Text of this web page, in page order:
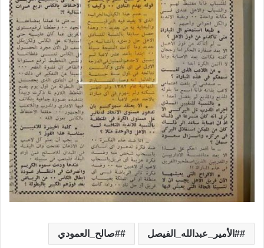
#الأمير_عبدالله_الفيصل #صالح_العمودي